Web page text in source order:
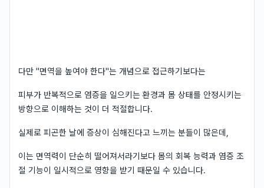
다만 "면역을 높여야 한다"는 개념으로 접근하기보다는
피부가 반복적으로 염증을 일으키는 환경과 몸 상태를 안정시키는
방향으로 이해하는 것이 더 적절합니다.
실제로 피곤한 날에 증상이 심해진다고 느끼는 분들이 많은데,
이는 면역력이 단순히 떨어져서라기보다 몸의 회복 능력과 염증 조
절 기능이 일시적으로 영향을 받기 때문일 수 있습니다.